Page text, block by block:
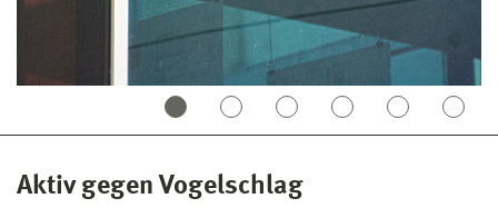
Aktiv gegen Vogelschlag